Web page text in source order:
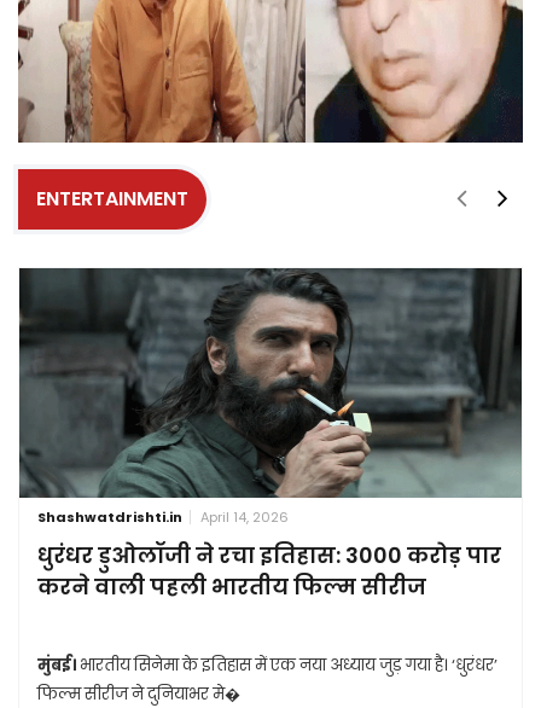
ENTERTAINMENT
Shashwatdrishti.in April 14, 2026
धुरंधर डुओलॉजी ने रचा इतिहास: 3000 करोड़ पार
करने वाली पहली भारतीय फिल्म सीरीज
मुंबई। भारतीय सिनेमा के इतिहास में एक नया अध्याय जुड़ गया है। ‘धुरंधर’
फिल्म सीरीज ने दुनियाभर मे�